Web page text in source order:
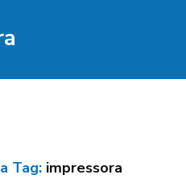
Tag: impressora